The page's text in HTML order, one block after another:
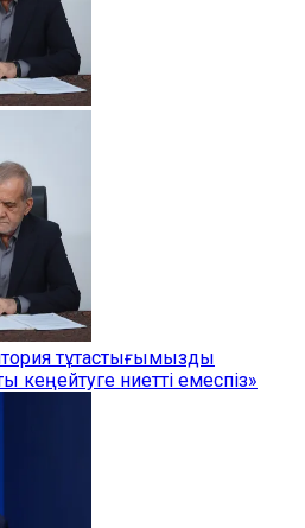
тұтастығымызды
кеңейтуге ниетті емеспіз»